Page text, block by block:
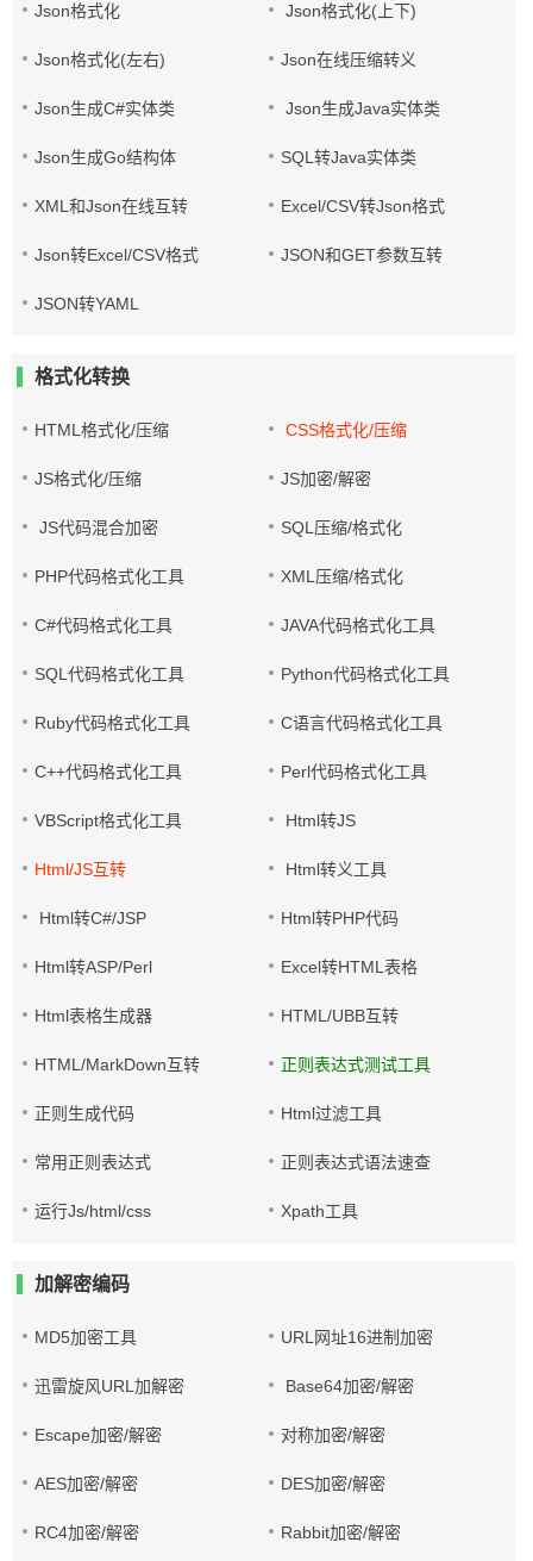
Json格式化 Json格式化(上下)
Json格式化(左右) Json在线压缩转义
Json生成C#实体类 Json生成Java实体类
Json生成Go结构体 SQL转Java实体类
XML和Json在线互转 Excel/CSV转Json格式
Json转Excel/CSV格式 JSON和GET参数互转
JSON转YAML
格式化转换
HTML格式化/压缩 CSS格式化/压缩
JS格式化/压缩 JS加密/解密
JS代码混合加密 SQL压缩/格式化
PHP代码格式化工具 XML压缩/格式化
C#代码格式化工具 JAVA代码格式化工具
SQL代码格式化工具 Python代码格式化工具
Ruby代码格式化工具 C语言代码格式化工具
C++代码格式化工具 Perl代码格式化工具
VBScript格式化工具 Html转JS
Html/JS互转 Html转义工具
Html转C#/JSP Html转PHP代码
Html转ASP/Perl Excel转HTML表格
Html表格生成器 HTML/UBB互转
HTML/MarkDown互转 正则表达式测试工具
正则生成代码 Html过滤工具
常用正则表达式 正则表达式语法速查
运行Js/html/css Xpath工具
加解密编码
MD5加密工具 URL网址16进制加密
迅雷旋风URL加解密 Base64加密/解密
Escape加密/解密 对称加密/解密
AES加密/解密 DES加密/解密
RC4加密/解密 Rabbit加密/解密